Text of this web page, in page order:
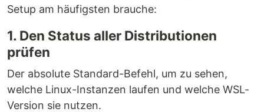
Setup am häufigsten brauche:
1. Den Status aller Distributionen
prüfen
Der absolute Standard-Befehl, um zu sehen,
welche Linux-Instanzen laufen und welche WSL-
Version sie nutzen.